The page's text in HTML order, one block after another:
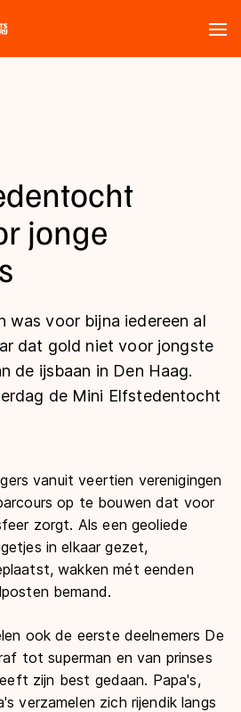
tijden
Schaatstijd
en skaten?
jonge
was voor bijna iedereen al
dat gold niet voor jongste
de ijsbaan in Den Haag.
de Mini Elfstedentocht
vanuit veertien verenigingen
op te bouwen dat voor
zorgt. Als een geoliede
in elkaar gezet,
wakken mét eenden
bemand.
ook de eerste deelnemers De
tot superman en van prinses
zijn best gedaan. Papa's,
verzamelen zich rijendik langs